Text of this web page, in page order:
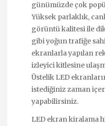
günümüzde çok
Yüksek parlaklık,
görüntü kalitesi ile
gibi yoğun trafiğe
ekranlarla yapılan
izleyici kitlesine
Üstelik LED
istediğiniz zaman
yapabilirsiniz.
LED ekran kiralama